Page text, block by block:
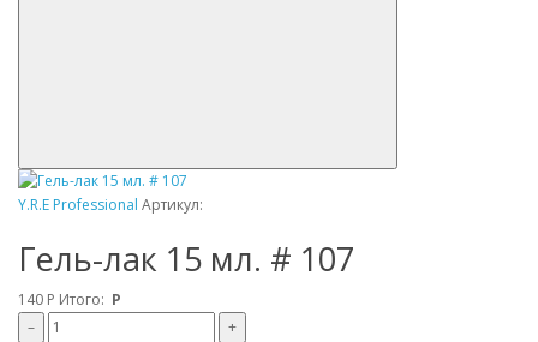
Y.R.E Professional Артикул:
Гель-лак 15 мл. # 107
140 Р Итого: Р
–
+